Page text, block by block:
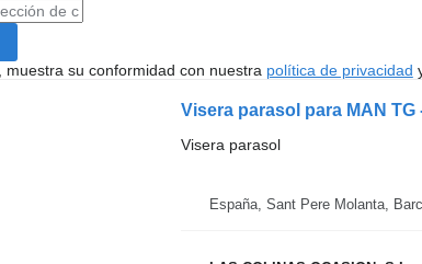
muestra su conformidad con nuestra política de privacidad
Visera parasol para MAN TG
Visera parasol
España, Sant Pere Molanta,